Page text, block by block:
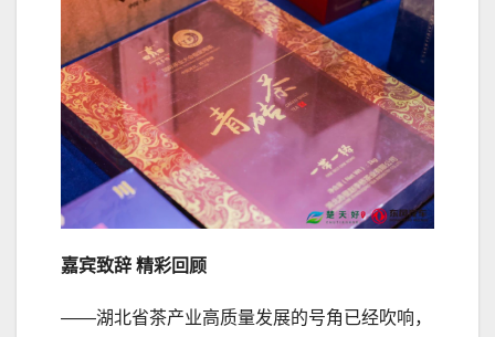
嘉宾致辞 精彩回顾
——湖北省茶产业高质量发展的号角已经吹响，